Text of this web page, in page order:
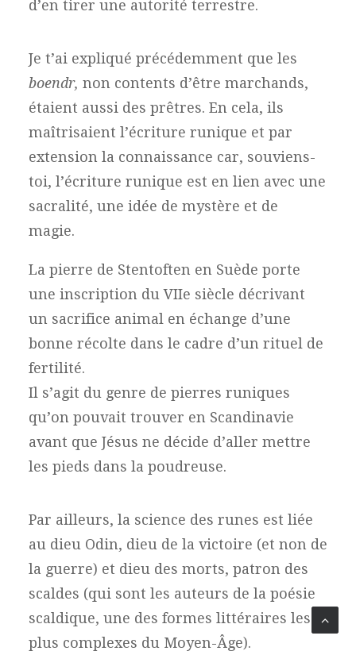
d’en tirer une autorité terrestre.
Je t’ai expliqué précédemment que les
boendr, non contents d’être marchands,
étaient aussi des prêtres. En cela, ils
maîtrisaient l’écriture runique et par
extension la connaissance car, souviens-
toi, l’écriture runique est en lien avec une
sacralité, une idée de mystère et de
magie.
La pierre de Stentoften en Suède porte
une inscription du VIIe siècle décrivant
un sacrifice animal en échange d’une
bonne récolte dans le cadre d’un rituel de
fertilité.
Il s’agit du genre de pierres runiques
qu’on pouvait trouver en Scandinavie
avant que Jésus ne décide d’aller mettre
les pieds dans la poudreuse.
Par ailleurs, la science des runes est liée
au dieu Odin, dieu de la victoire (et non de
la guerre) et dieu des morts, patron des
scaldes (qui sont les auteurs de la poésie
scaldique, une des formes littéraires les
plus complexes du Moyen-Âge).